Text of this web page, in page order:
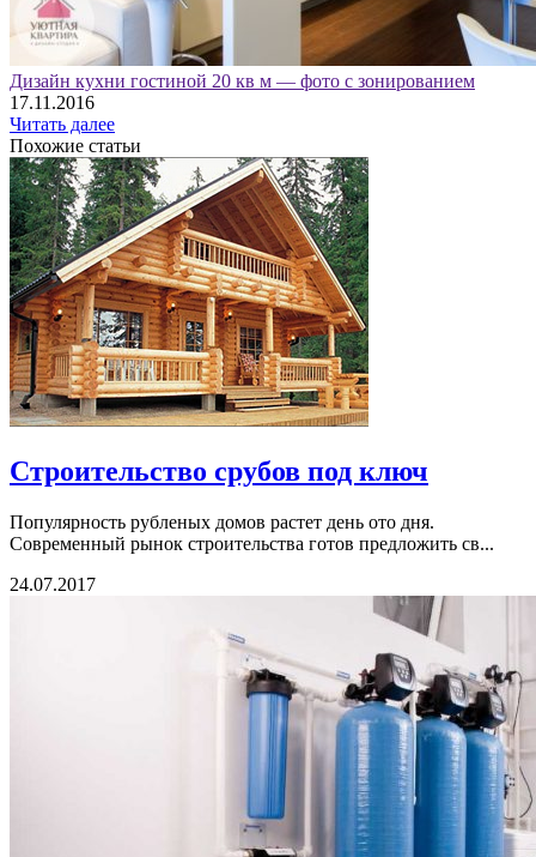
Дизайн кухни гостиной 20 кв м — фото с зонированием
17.11.2016
Читать далее
Похожие статьи
Строительство срубов под ключ
Популярность рубленых домов растет день ото дня.
Современный рынок строительства готов предложить св...
24.07.2017